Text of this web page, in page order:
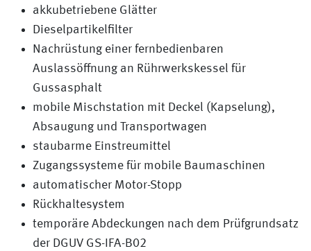
akkubetriebene Glätter
Dieselpartikelfilter
Nachrüstung einer fernbedienbaren
Auslassöffnung an Rührwerkskessel für
Gussasphalt
mobile Mischstation mit Deckel (Kapselung),
Absaugung und Transportwagen
staubarme Einstreumittel
Zugangssysteme für mobile Baumaschinen
automatischer Motor-Stopp
Rückhaltesystem
temporäre Abdeckungen nach dem Prüfgrundsatz
der DGUV GS-IFA-B02